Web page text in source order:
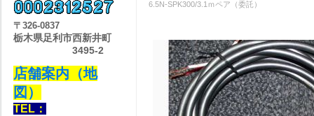
6.5N-SPK300/3.1ｍペア（委託）
〒 326-0837
栃木県足利市西新井町
3495-2
店舗案内（地
図）
TEL：